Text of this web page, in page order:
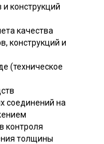
конструкций
качества
конструкций и
(техническое
соединений на
контроля
толщины